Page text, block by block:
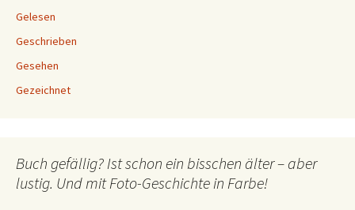
Gelesen
Geschrieben
Gesehen
Gezeichnet
Buch gefällig? Ist schon ein bisschen älter – aber
lustig. Und mit Foto-Geschichte in Farbe!